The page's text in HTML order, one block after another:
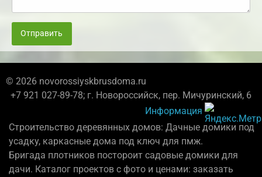
Отправить
© 2026 novorossiyskbrusdoma.ru
+7 921 027-89-78; г. Новороссийск, пер. Мичуринский, 6
Информация
Строительство деревянных домов: Дачные домики под
усадку, каркасные дома под ключ для пмж.
Бригада плотников постороит садовые домики для
дачи. Каталог проектов с фото и ценами: заказать